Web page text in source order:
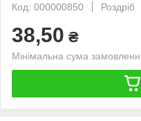
Код: 000000850
Роздріб
38,50 ₴
Мінімальна сума